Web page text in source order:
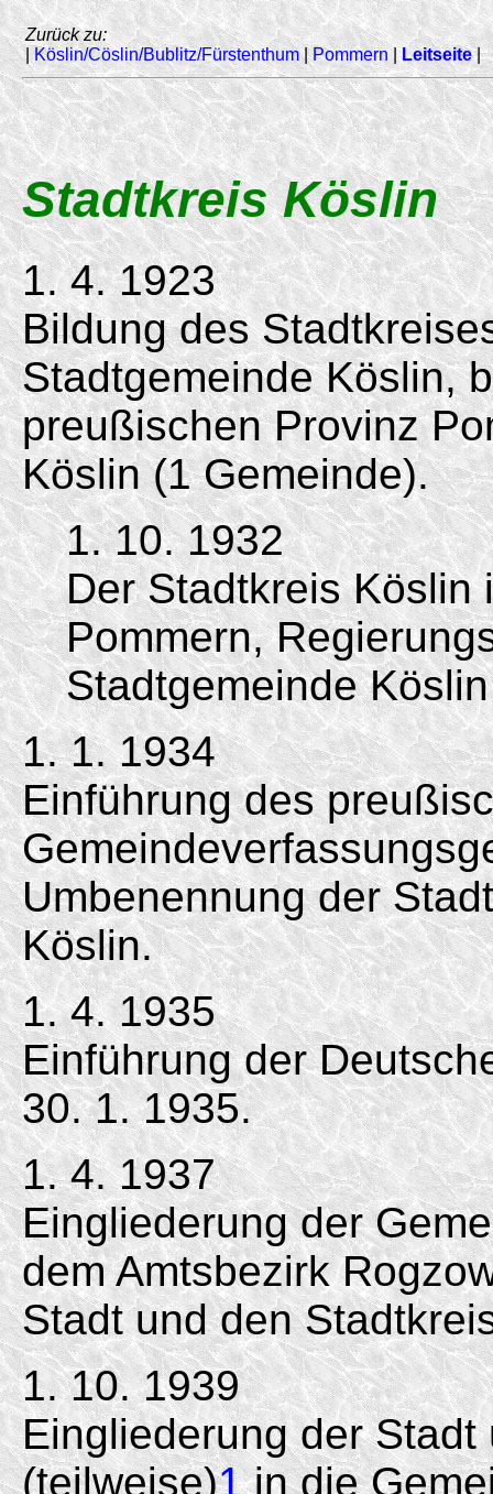
Zurück zu:
| Köslin/Cöslin/Bublitz/Fürstenthum| Pommern| Leitseite|
Stadtkreis Köslin
1. 4. 1923
Bildung des
Stadtgemeinde Köslin,
preußischen Provinz
Köslin (1 Gemeinde).
1. 10. 1932
Der Stadtkreis Köslin
Pommern,
Stadtgemeinde
1. 1. 1934
Einführung des
Umbenennung der
Köslin.
1. 4. 1935
Einführung der
30. 1. 1935.
1. 4. 1937
Eingliederung der
dem Amtsbezirk
Stadt und den
1. 10. 1939
Eingliederung der
(teilweise)1in die